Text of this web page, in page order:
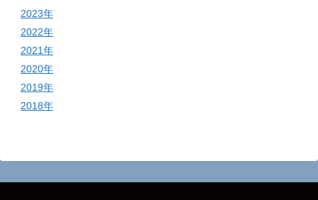
2023年
2022年
2021年
2020年
2019年
2018年